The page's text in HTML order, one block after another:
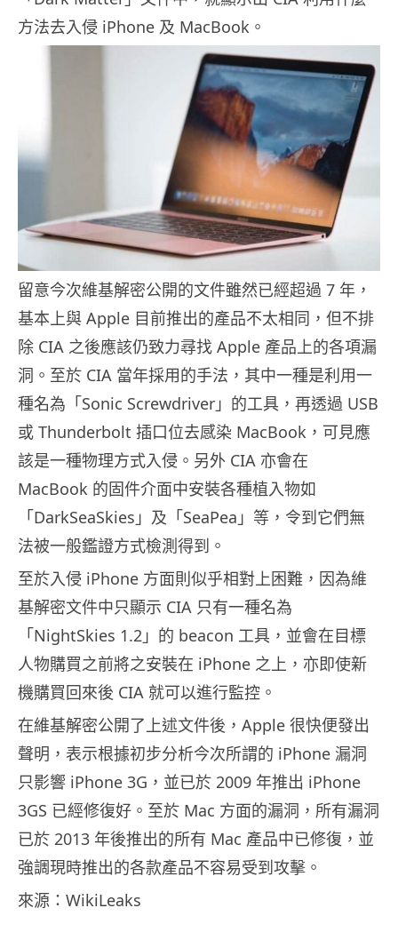
方法去入侵 iPhone 及 MacBook。
留意今次維基解密公開的文件雖然已經超過 7 年，
基本上與 Apple 目前推出的產品不太相同，但不排
除 CIA 之後應該仍致力尋找 Apple 產品上的各項漏
洞。至於 CIA 當年採用的手法，其中一種是利用一
種名為「Sonic Screwdriver」的工具，再透過 USB
或 Thunderbolt 插口位去感染 MacBook，可見應
該是一種物理方式入侵。另外 CIA 亦會在
MacBook 的固件介面中安裝各種植入物如
「DarkSeaSkies」及「SeaPea」等，令到它們無
法被一般鑑證方式檢測得到。
至於入侵 iPhone 方面則似乎相對上困難，因為維
基解密文件中只顯示 CIA 只有一種名為
「NightSkies 1.2」的 beacon 工具，並會在目標
人物購買之前將之安裝在 iPhone 之上，亦即使新
機購買回來後 CIA 就可以進行監控。
在維基解密公開了上述文件後，Apple 很快便發出
聲明，表示根據初步分析今次所謂的 iPhone 漏洞
只影響 iPhone 3G，並已於 2009 年推出 iPhone
3GS 已經修復好。至於 Mac 方面的漏洞，所有漏洞
已於 2013 年後推出的所有 Mac 產品中已修復，並
強調現時推出的各款產品不容易受到攻擊。
來源：WikiLeaks